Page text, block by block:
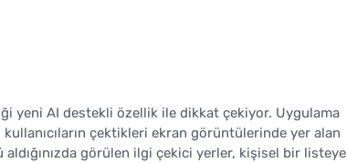
yeni AI destekli özellik ile dikkat çekiyor. Uygulama
çektikleri ekran görüntülerinde yer alan
görülen ilgi çekici yerler, kişisel bir listeye